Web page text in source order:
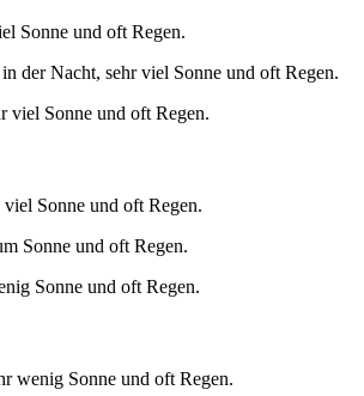
Sonne und oft Regen.
der Nacht, sehr viel Sonne und oft Regen.
viel Sonne und oft Regen.
Sonne und oft Regen.
Sonne und oft Regen.
Sonne und oft Regen.
wenig Sonne und oft Regen.